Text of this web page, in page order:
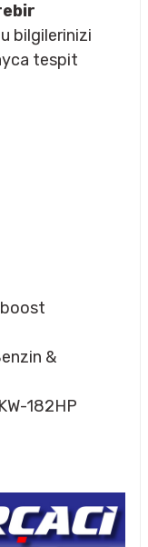
bilgilerinizi
tespit
&
182HP